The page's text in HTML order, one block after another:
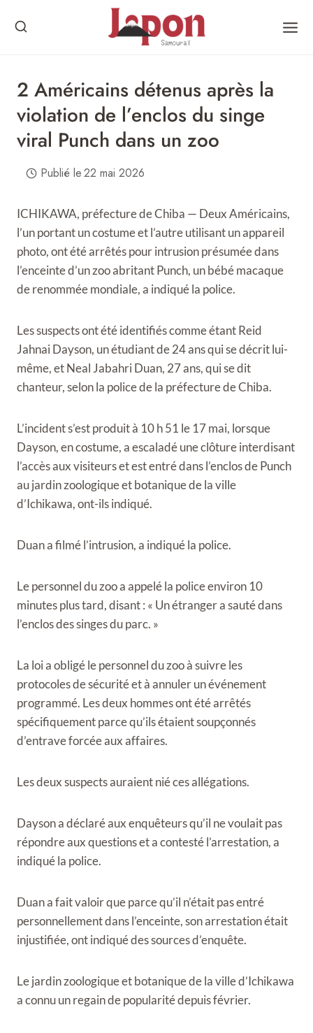
2 Américains détenus après la
violation de l’enclos du singe
viral Punch dans un zoo
Publié le22 mai 2026
ICHIKAWA, préfecture de Chiba — Deux Américains,
l’un portant un costume et l’autre utilisant un appareil
photo, ont été arrêtés pour intrusion présumée dans
l’enceinte d’un zoo abritant Punch, un bébé macaque
de renommée mondiale, a indiqué la police.
Les suspects ont été identifiés comme étant Reid
Jahnai Dayson, un étudiant de 24 ans qui se décrit lui-
même, et Neal Jabahri Duan, 27 ans, qui se dit
chanteur, selon la police de la préfecture de Chiba.
L’incident s’est produit à 10 h 51 le 17 mai, lorsque
Dayson, en costume, a escaladé une clôture interdisant
l’accès aux visiteurs et est entré dans l’enclos de Punch
au jardin zoologique et botanique de la ville
d’Ichikawa, ont-ils indiqué.
Duan a filmé l’intrusion, a indiqué la police.
Le personnel du zoo a appelé la police environ 10
minutes plus tard, disant : « Un étranger a sauté dans
l’enclos des singes du parc. »
La loi a obligé le personnel du zoo à suivre les
protocoles de sécurité et à annuler un événement
programmé. Les deux hommes ont été arrêtés
spécifiquement parce qu’ils étaient soupçonnés
d’entrave forcée aux affaires.
Les deux suspects auraient nié ces allégations.
Dayson a déclaré aux enquêteurs qu’il ne voulait pas
répondre aux questions et a contesté l’arrestation, a
indiqué la police.
Duan a fait valoir que parce qu’il n’était pas entré
personnellement dans l’enceinte, son arrestation était
injustifiée, ont indiqué des sources d’enquête.
Le jardin zoologique et botanique de la ville d’Ichikawa
a connu un regain de popularité depuis février.